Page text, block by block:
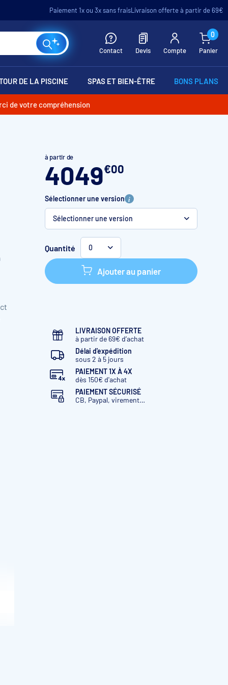
Paiement 1x ou 3x sans fraisLivraison offerte à partir de 69€
Contact Devis Compte
0
Panier
DE LA PISCINE SPAS ET BIEN-ÊTRE BONS PLANS
de votre compréhension
à partir de
4049€00
Sélectionner une version
Sélectionner une version
FF 50 compact
FF 50
Quantité 0
Ajouter au panier
LIVRAISON OFFERTE
à partir de 69€ d’achat
Délai d'expédition
sous 2 à 5 jours
PAIEMENT 1X À 4X
dès 150€ d'achat
PAIEMENT SÉCURISÉ
CB, Paypal, virement…